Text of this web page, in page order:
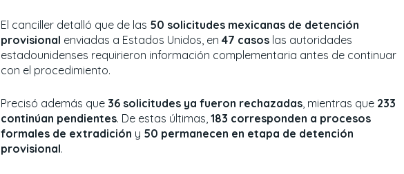
El canciller detalló que de las 50 solicitudes mexicanas de detención
provisional enviadas a Estados Unidos, en 47 casoslas autoridades
estadounidenses requirieron información complementaria antes de continuar
con el procedimiento.
Precisó además que 36 solicitudes ya fueron rechazadas, mientras que 233
continúan pendientes. De estas últimas, 183 corresponden a procesos
formales de extradición y 50 permanecen en etapa de detención
provisional.